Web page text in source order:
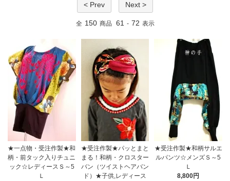
< Prev Next >
全 150 商品 61 - 72 表示
★一点物・受注作製★和
柄・前タック入りチュニ
ック☆レディースＳ～5
Ｌ
★受注作製★パッとまと
まる！和柄・クロスター
バン（ツイストヘアバン
ド）★子供,レディース
★受注作製★和柄サルエ
ルパンツ☆メンズＳ～5
Ｌ
8,800円